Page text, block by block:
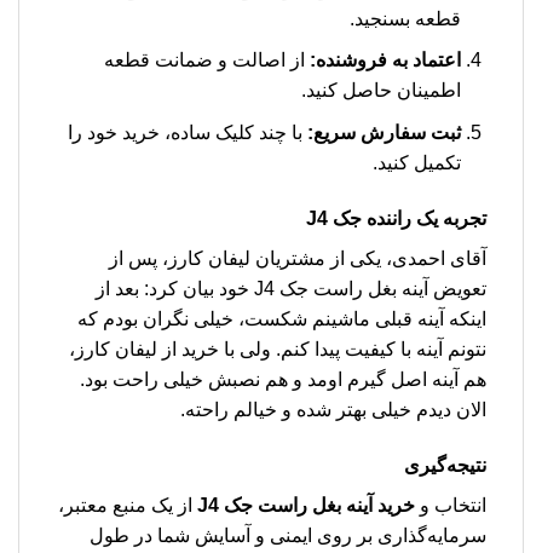
قطعه بسنجید.
اعتماد به فروشنده: از اصالت و ضمانت قطعه
اطمینان حاصل کنید.
ثبت سفارش سریع: با چند کلیک ساده، خرید خود را
تکمیل کنید.
تجربه یک راننده جک J4
آقای احمدی، یکی از مشتریان لیفان کارز، پس از
تعویض آینه بغل راست جک J4 خود بیان کرد: بعد از
اینکه آینه قبلی ماشینم شکست، خیلی نگران بودم که
نتونم آینه با کیفیت پیدا کنم. ولی با خرید از لیفان کارز،
هم آینه اصل گیرم اومد و هم نصبش خیلی راحت بود.
الان دیدم خیلی بهتر شده و خیالم راحته.
نتیجه‌گیری
انتخاب و خرید آینه بغل راست جک J4
از یک منبع معتبر،
سرمایه‌گذاری بر روی ایمنی و آسایش شما در طول